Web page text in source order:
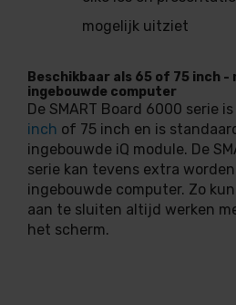
mogelijk uitziet
Beschikbaar als 65 of 75 inch
ingebouwde computer
De SMART Board 6000 serie
inch of 75 inch en is
ingebouwde iQ module. De
serie kan tevens extra
ingebouwde computer. Zo
aan te sluiten altijd werken
het scherm.